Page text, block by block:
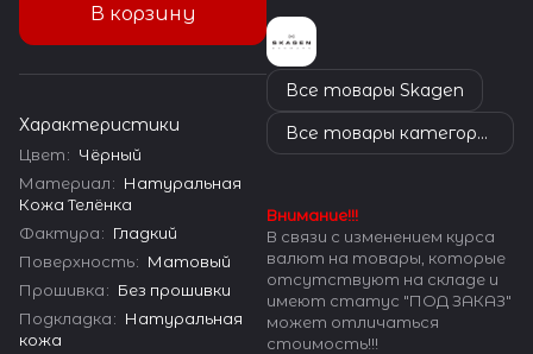
В корзину
Характеристики
Цвет: Чёрный
Материал: Натуральная
Кожа Телёнка
Фактура: Гладкий
Поверхность: Матовый
Прошивка: Без прошивки
Подкладка: Натуральная
кожа
Все товары Skagen
Все товары категории
Внимание!!!
В связи с изменением курса
валют на товары, которые
отсутствуют на складе и
имеют статус "ПОД ЗАКАЗ"
может отличаться
стоимость!!!